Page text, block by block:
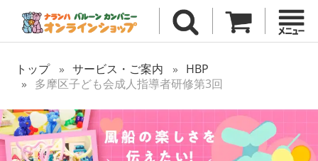
トップ サービス・ご案内
HBP
多摩区子ども会成人指導者研修第3回